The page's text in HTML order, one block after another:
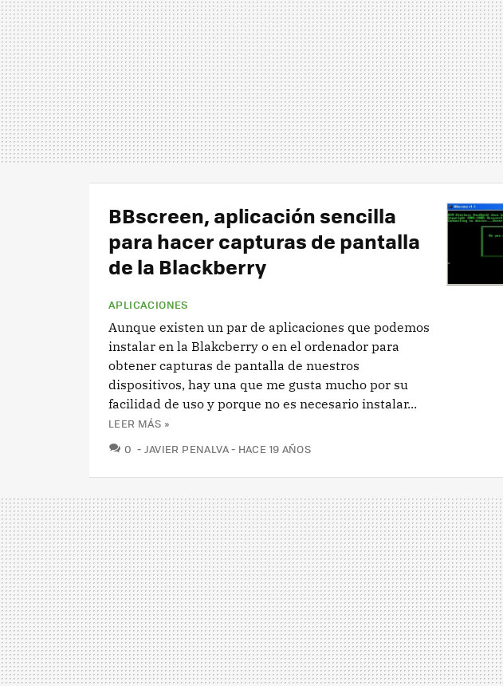
BBscreen, aplicación sencilla
para hacer capturas de pantalla
de la Blackberry
APLICACIONES
Aunque existen un par de aplicaciones que podemos
instalar en la Blakcberry o en el ordenador para
obtener capturas de pantalla de nuestros
dispositivos, hay una que me gusta mucho por su
facilidad de uso y porque no es necesario instalar...
LEER MÁS »
0 COMENTARIOS
JAVIER PENALVA HACE 19 AÑOS